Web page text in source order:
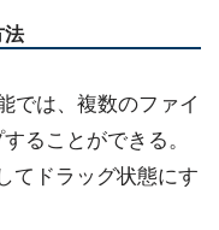
法
では、複数のファイ
ることができる。
てドラッグ状態にす